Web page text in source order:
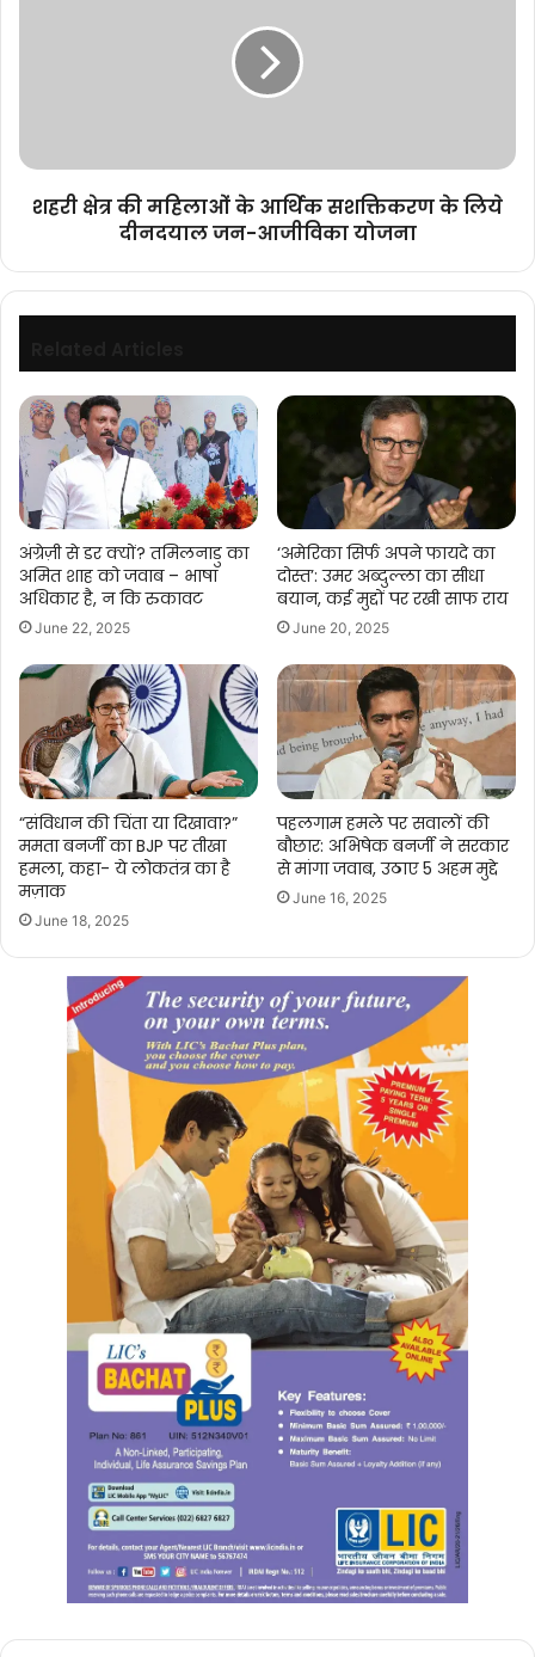
लिये
दीनदयाल
जन-शहरी क्षेत्र की महिलाओं के आर्थिक सशक्तिकरण के लिये
दीनदयाल जन-आजीविका योजना
अंग्रेज़ी से डर क्यों? तमिलनाडु का
अमित शाह को जवाब – भाषा
अधिकार है, न कि रुकावट
June 22, 2025
‘अमेरिका सिर्फ अपने फायदे का
दोस्त’: उमर अब्दुल्ला का सीधा
बयान, कई मुद्दों पर रखी साफ राय
June 20, 2025
“संविधान की चिंता या दिखावा?”
ममता बनर्जी का BJP पर तीखा
हमला, कहा- ये लोकतंत्र का है
मज़ाक
June 18, 2025
पहलगाम हमले पर सवालों की
बौछार: अभिषेक बनर्जी ने सरकार
से मांगा जवाब, उठाए 5 अहम मुद्दे
June 16, 2025